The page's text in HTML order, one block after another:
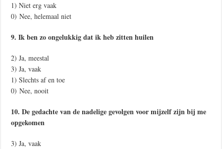
1) Niet erg vaak
0) Nee, helemaal niet
9. Ik ben zo ongelukkig dat ik heb zitten huilen
2) Ja, meestal
3) Ja, vaak
1) Slechts af en toe
0) Nee, nooit
10. De gedachte van de nadelige gevolgen voor mijzelf zijn bij me
opgekomen
3) Ja, vaak